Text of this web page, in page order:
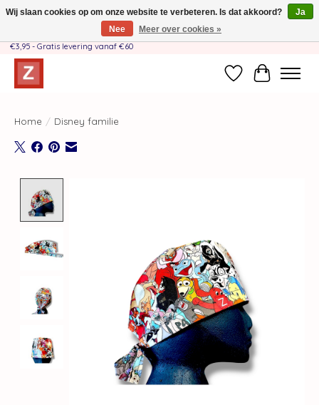
Handgemaakt door moeder-dochterteam❤️ - Verzendkosten BE & NL SLECHTS
€3,95 - Gratis levering vanaf €60
Verlanglijst
Home / Disney familie
Wij slaan cookies op om onze website te verbeteren. Is dat akkoord?
Ja
Nee
Meer over cookies »